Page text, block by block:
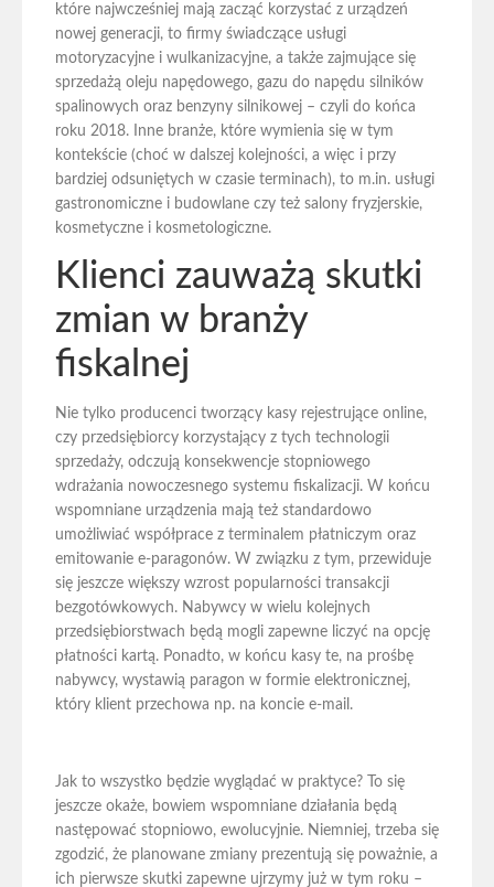
które najwcześniej mają zacząć korzystać z urządzeń
nowej generacji, to firmy świadczące usługi
motoryzacyjne i wulkanizacyjne, a także zajmujące się
sprzedażą oleju napędowego, gazu do napędu silników
spalinowych oraz benzyny silnikowej – czyli do końca
roku 2018. Inne branże, które wymienia się w tym
kontekście (choć w dalszej kolejności, a więc i przy
bardziej odsuniętych w czasie terminach), to m.in. usługi
gastronomiczne i budowlane czy też salony fryzjerskie,
kosmetyczne i kosmetologiczne.
Klienci zauważą skutki
zmian w branży
fiskalnej
Nie tylko producenci tworzący kasy rejestrujące online,
czy przedsiębiorcy korzystający z tych technologii
sprzedaży, odczują konsekwencje stopniowego
wdrażania nowoczesnego systemu fiskalizacji. W końcu
wspomniane urządzenia mają też standardowo
umożliwiać współprace z terminalem płatniczym oraz
emitowanie e-paragonów. W związku z tym, przewiduje
się jeszcze większy wzrost popularności transakcji
bezgotówkowych. Nabywcy w wielu kolejnych
przedsiębiorstwach będą mogli zapewne liczyć na opcję
płatności kartą. Ponadto, w końcu kasy te, na prośbę
nabywcy, wystawią paragon w formie elektronicznej,
który klient przechowa np. na koncie e-mail.
Jak to wszystko będzie wyglądać w praktyce? To się
jeszcze okaże, bowiem wspomniane działania będą
następować stopniowo, ewolucyjnie. Niemniej, trzeba się
zgodzić, że planowane zmiany prezentują się poważnie, a
ich pierwsze skutki zapewne ujrzymy już w tym roku –